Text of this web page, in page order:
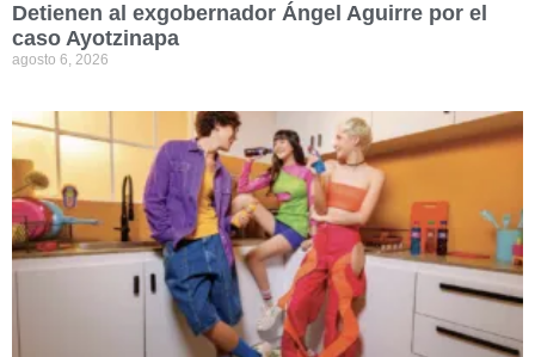
Detienen al exgobernador Ángel Aguirre por el
caso Ayotzinapa
agosto 6, 2026